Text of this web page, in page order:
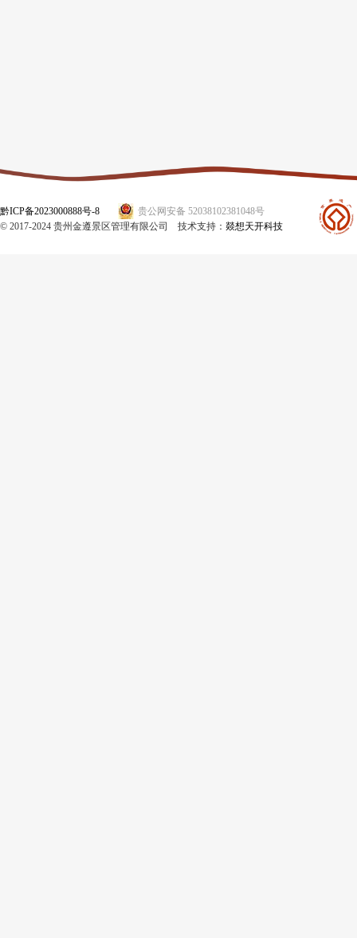
黔ICP备2023000888号-8
贵公网安备 52038102381048号
© 2017-2024 贵州金遵景区管理有限公司 技术支持： 燚想天开科技